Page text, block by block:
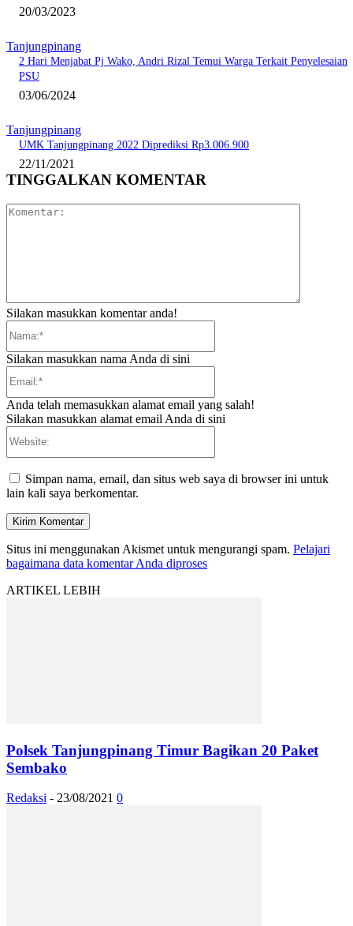
20/03/2023
Tanjungpinang
2 Hari Menjabat Pj Wako, Andri Rizal Temui Warga Terkait Penyelesaian
PSU
03/06/2024
Tanjungpinang
UMK Tanjungpinang 2022 Diprediksi Rp3.006.900
22/11/2021
TINGGALKAN KOMENTAR
Silakan masukkan komentar anda!
Silakan masukkan nama Anda di sini
Anda telah memasukkan alamat email yang salah!
Silakan masukkan alamat email Anda di sini
Simpan nama, email, dan situs web saya di browser ini untuk
lain kali saya berkomentar.
Situs ini menggunakan Akismet untuk mengurangi spam. Pelajari
bagaimana data komentar Anda diproses
ARTIKEL LEBIH
Polsek Tanjungpinang Timur Bagikan 20 Paket
Sembako
Redaksi - 23/08/2021 0